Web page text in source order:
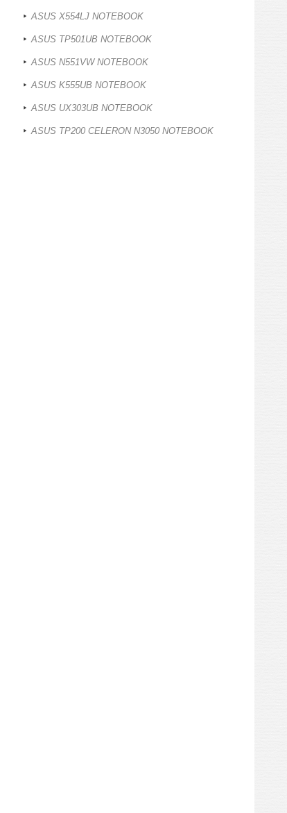
ASUS X554LJ NOTEBOOK
ASUS TP501UB NOTEBOOK
ASUS N551VW NOTEBOOK
ASUS K555UB NOTEBOOK
ASUS UX303UB NOTEBOOK
ASUS TP200 CELERON N3050 NOTEBOOK